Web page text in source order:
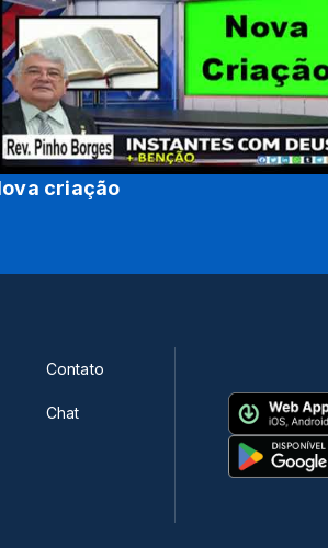
criação
Contato
Chat